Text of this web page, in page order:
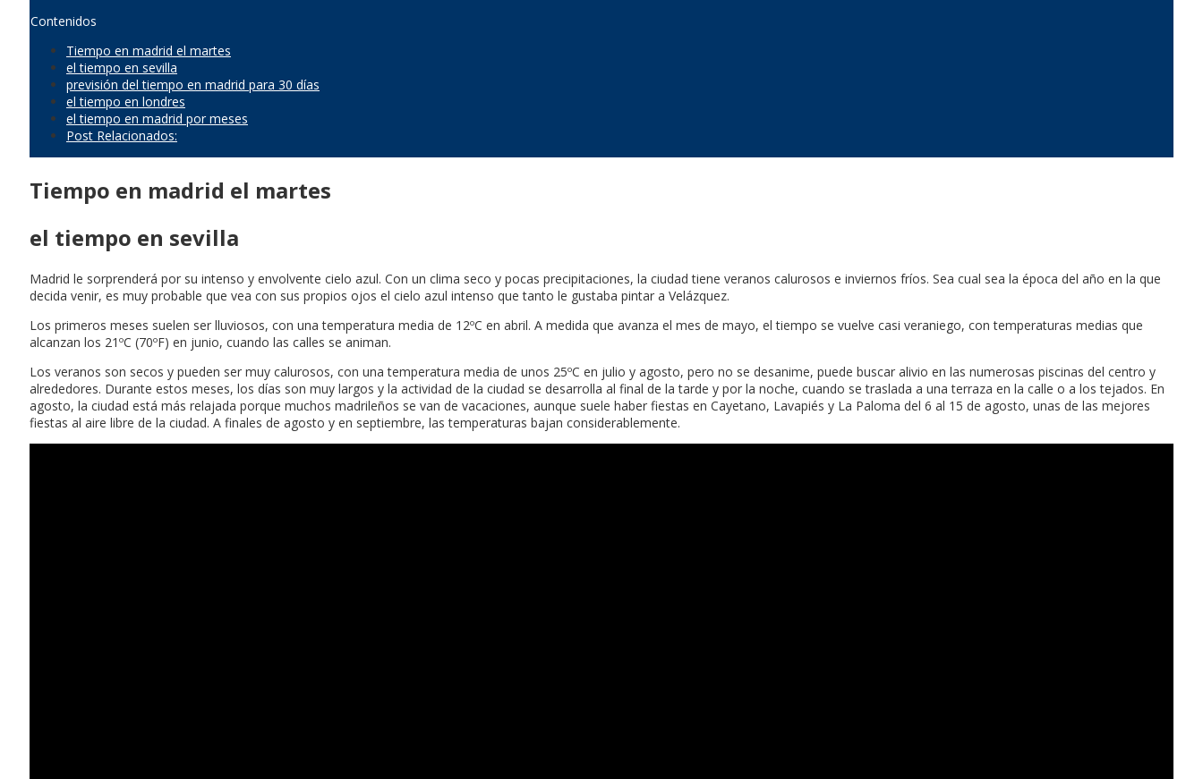
Contenidos
Tiempo en madrid el martes
el tiempo en sevilla
previsión del tiempo en madrid para 30 días
el tiempo en londres
el tiempo en madrid por meses
Post Relacionados:
Tiempo en madrid el martes
el tiempo en sevilla
Madrid le sorprenderá por su intenso y envolvente cielo azul. Con un clima seco y pocas precipitaciones, la ciudad tiene veranos calurosos e inviernos fríos. Sea cual sea la época del año en la que
decida venir, es muy probable que vea con sus propios ojos el cielo azul intenso que tanto le gustaba pintar a Velázquez.
Los primeros meses suelen ser lluviosos, con una temperatura media de 12ºC en abril. A medida que avanza el mes de mayo, el tiempo se vuelve casi veraniego, con temperaturas medias que
alcanzan los 21ºC (70ºF) en junio, cuando las calles se animan.
Los veranos son secos y pueden ser muy calurosos, con una temperatura media de unos 25ºC en julio y agosto, pero no se desanime, puede buscar alivio en las numerosas piscinas del centro y
alrededores. Durante estos meses, los días son muy largos y la actividad de la ciudad se desarrolla al final de la tarde y por la noche, cuando se traslada a una terraza en la calle o a los tejados. En
agosto, la ciudad está más relajada porque muchos madrileños se van de vacaciones, aunque suele haber fiestas en Cayetano, Lavapiés y La Paloma del 6 al 15 de agosto, unas de las mejores
fiestas al aire libre de la ciudad. A finales de agosto y en septiembre, las temperaturas bajan considerablemente.